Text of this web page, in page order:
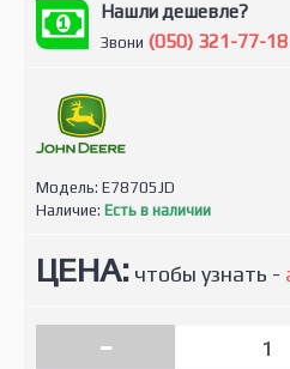
Нашли дешевле?
Звони (050) 321-77-18
Модель: E78705JD
Наличие: Есть в наличии
ЦЕНА: чтобы узнать -
-